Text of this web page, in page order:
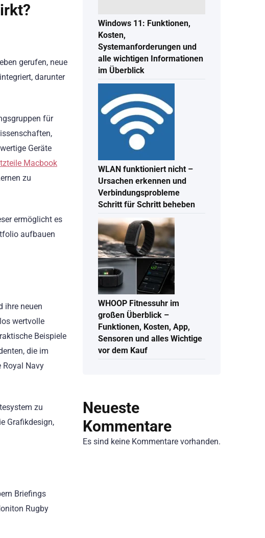
gerufen, neue
darunter
für
Geräte
Macbook
zu
ermöglicht es
aufbauen
ihre neuen
wertvolle
Beispiele
die im
Royal Navy
zu
Grafikdesign,
Briefings
Rugby
Windows 11: Funktionen,
Kosten,
Systemanforderungen und
alle wichtigen Informationen
im Überblick
WLAN funktioniert nicht –
Ursachen erkennen und
Verbindungsprobleme
Schritt für Schritt beheben
WHOOP Fitnessuhr im
großen Überblick –
Funktionen, Kosten, App,
Sensoren und alles Wichtige
vor dem Kauf
Neueste
Kommentare
Es sind keine Kommentare vorhanden.